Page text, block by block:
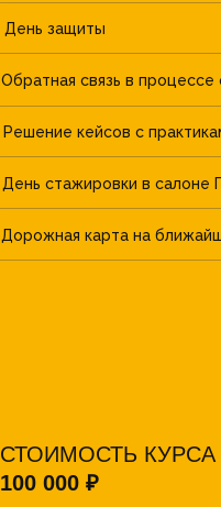
Обратная связь в процессе
День защиты
Решение кейсов с
День стажировки в салоне
Дорожная карта на
СТОИМОСТЬ КУРСА
100 000 ₽